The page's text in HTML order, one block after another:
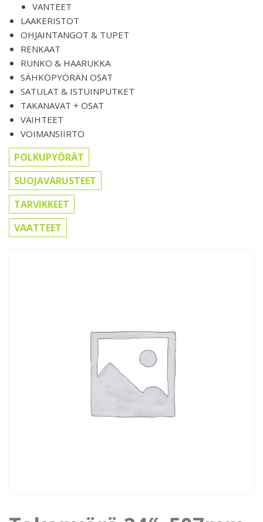
VANTEET
LAAKERISTOT
OHJAINTANGOT & TUPET
RENKAAT
RUNKO & HAARUKKA
SÄHKÖPYÖRÄN OSAT
SATULAT & ISTUINPUTKET
TAKANAVAT + OSAT
VAIHTEET
VOIMANSIIRTO
POLKUPYÖRÄT
SUOJAVARUSTEET
TARVIKKEET
VAATTEET